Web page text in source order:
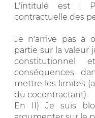
L'intitulé est :
contractuelle des
Je n'arrive pas à
partie sur la valeur
constitutionnel
conséquences
mettre les limites
du cocontractant).
En II) Je suis